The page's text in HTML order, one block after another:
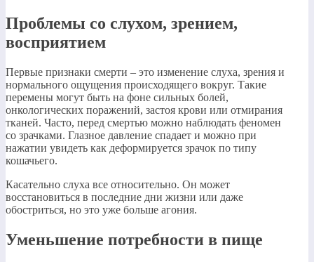
Проблемы со слухом, зрением,
восприятием
Первые признаки смерти – это изменение слуха, зрения и
нормального ощущения происходящего вокруг. Такие
перемены могут быть на фоне сильных болей,
онкологических поражений, застоя крови или отмирания
тканей. Часто, перед смертью можно наблюдать феномен
со зрачками. Глазное давление спадает и можно при
нажатии увидеть как деформируется зрачок по типу
кошачьего.
Касательно слуха все относительно. Он может
восстановиться в последние дни жизни или даже
обостриться, но это уже больше агония.
Уменьшение потребности в пище